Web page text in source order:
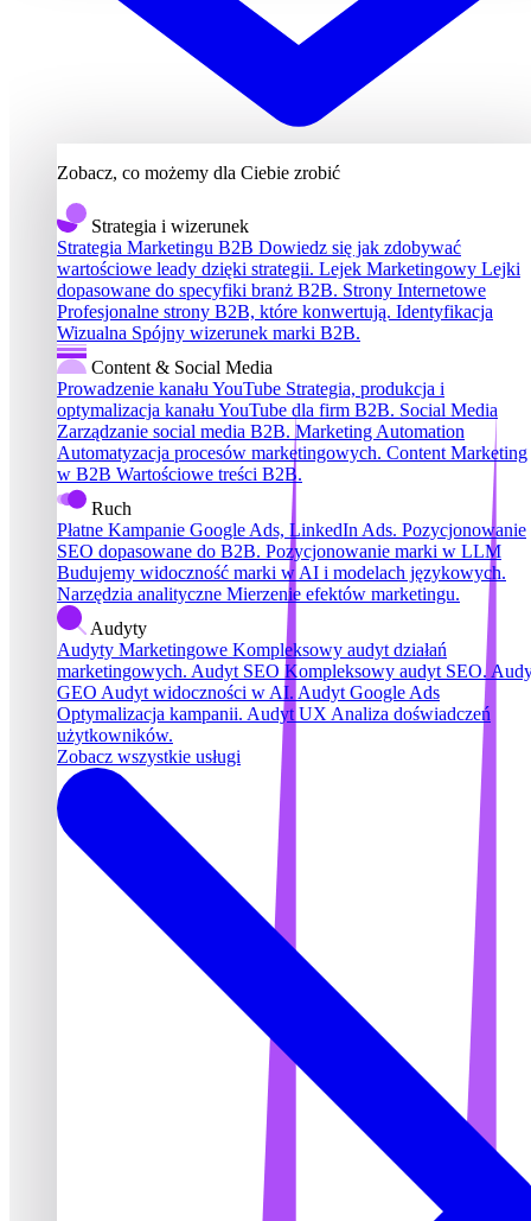
Zobacz, co możemy dla Ciebie zrobić
Strategia i wizerunek
Strategia Marketingu B2B Dowiedz się jak zdobywać
wartościowe leady dzięki strategii. Lejek Marketingowy Lejki
dopasowane do specyfiki branż B2B. Strony Internetowe
Profesjonalne strony B2B, które konwertują. Identyfikacja
Wizualna Spójny wizerunek marki B2B.
Content & Social Media
Prowadzenie kanału YouTube Strategia, produkcja i
optymalizacja kanału YouTube dla firm B2B. Social Media
Zarządzanie social media B2B.Marketing Automation
Automatyzacja procesów marketingowych. Content Marketing
w B2B Wartościowe treści B2B.
Ruch
Płatne Kampanie Google Ads, LinkedIn Ads. Pozycjonowanie
SEO dopasowane do B2B. Pozycjonowanie marki w LLM
Budujemy widoczność marki w AI i modelach językowych.
Narzędzia analityczne Mierzenie efektów marketingu.
Audyty
Audyty Marketingowe Kompleksowy audyt działań
marketingowych. Audyt SEO Kompleksowy audyt SEO.
GEO Audyt widoczności w AI. Audyt Google Ads
Optymalizacja kampanii. Audyt UX Analiza doświadczeń
użytkowników.
Zobacz wszystkie usługi